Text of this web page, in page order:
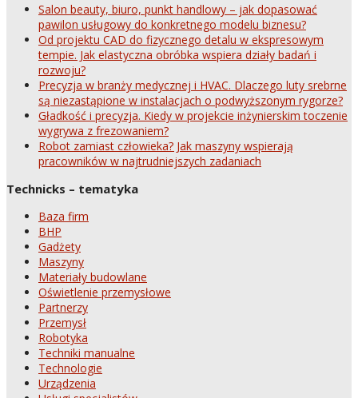
Salon beauty, biuro, punkt handlowy – jak dopasować
pawilon usługowy do konkretnego modelu biznesu?
Od projektu CAD do fizycznego detalu w ekspresowym
tempie. Jak elastyczna obróbka wspiera działy badań i
rozwoju?
Precyzja w branży medycznej i HVAC. Dlaczego luty srebrne
są niezastąpione w instalacjach o podwyższonym rygorze?
Gładkość i precyzja. Kiedy w projekcie inżynierskim toczenie
wygrywa z frezowaniem?
Robot zamiast człowieka? Jak maszyny wspierają
pracowników w najtrudniejszych zadaniach
Technicks – tematyka
Baza firm
BHP
Gadżety
Maszyny
Materiały budowlane
Oświetlenie przemysłowe
Partnerzy
Przemysł
Robotyka
Techniki manualne
Technologie
Urządzenia